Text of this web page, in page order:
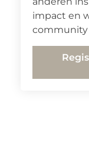
impact en
community